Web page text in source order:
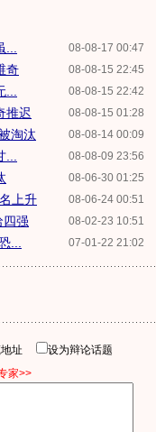
08-08-17 00:47
08-08-15 22:45
奇
08-08-15 22:42
08-08-15 01:28
推迟
08-08-14 00:09
淘汰
08-08-09 23:56
08-06-30 01:25
08-06-24 00:51
上升
08-02-23 10:51
四强
07-01-22 21:02
...
地址
设为辩论话题
家>>